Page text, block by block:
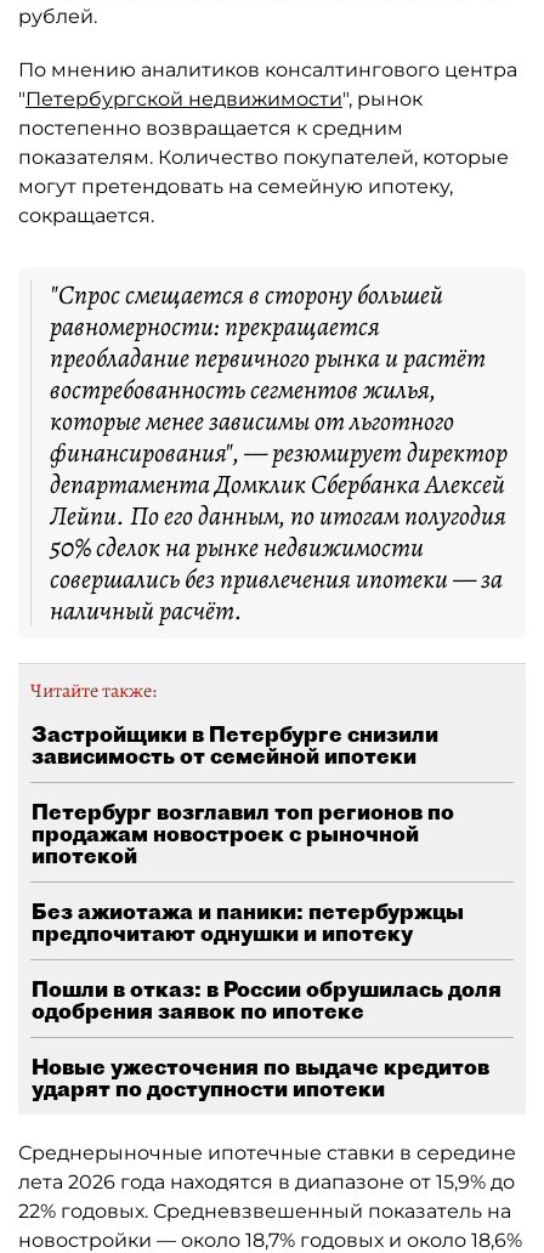
рублей.
По мнению аналитиков консалтингового центра
"Петербургской недвижимости", рынок
постепенно возвращается к средним
показателям. Количество покупателей, которые
могут претендовать на семейную ипотеку,
сокращается.
"Спрос смещается в сторону большей
равномерности: прекращается
преобладание первичного рынка и растёт
востребованность сегментов жилья,
которые менее зависимы от льготного
финансирования", — резюмирует директор
департамента Домклик Сбербанка Алексей
Лейпи. По его данным, по итогам полугодия
50% сделок на рынке недвижимости
совершались без привлечения ипотеки — за
наличный расчёт.
Читайте также:
Застройщики в Петербурге снизили
зависимость от семейной ипотеки
Петербург возглавил топ регионов по
продажам новостроек с рыночной
ипотекой
Без ажиотажа и паники: петербуржцы
предпочитают однушки и ипотеку
Пошли в отказ: в России обрушилась доля
одобрения заявок по ипотеке
Новые ужесточения по выдаче кредитов
ударят по доступности ипотеки
Среднерыночные ипотечные ставки в середине
лета 2026 года находятся в диапазоне от 15,9% до
22% годовых. Средневзвешенный показатель на
новостройки — около 18,7% годовых и около 18,6%